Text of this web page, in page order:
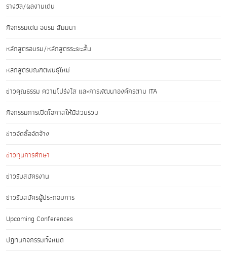
รางวัล/ผลงานเด่น
กิจกรรมเด่น อบรม สัมมนา
หลักสูตรอบรม/หลักสูตรระยะสั้น
หลักสูตรบัณฑิตพันธุ์ใหม่
ข่าวคุณธรรม ความโปร่งใส และการพัฒนาองค์กรตาม ITA
กิจกรรมการเปิดโอกาสให้มีส่วนร่วม
ข่าวจัดซื้อจัดจ้าง
ข่าวทุนการศึกษา
ข่าวรับสมัครงาน
ข่าวรับสมัครผู้ประกอบการ
Upcoming Conferences
ปฏิทินกิจกรรมทั้งหมด